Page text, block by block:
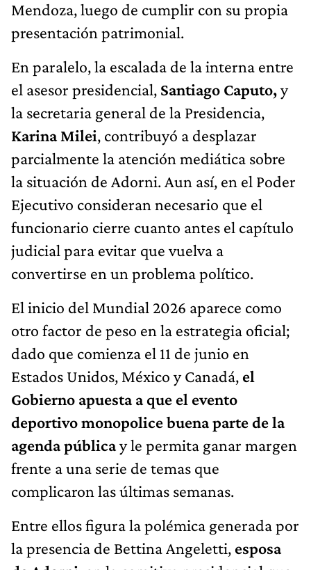
Mendoza, luego de cumplir con su propia
presentación patrimonial.
En paralelo, la escalada de la interna entre
el asesor presidencial, Santiago Caputo,y
la secretaria general de la Presidencia,
Karina Milei, contribuyó a desplazar
parcialmente la atención mediática sobre
la situación de Adorni. Aun así, en el Poder
Ejecutivo consideran necesario que el
funcionario cierre cuanto antes el capítulo
judicial para evitar que vuelva a
convertirse en un problema político.
El inicio del Mundial 2026 aparece como
otro factor de peso en la estrategia oficial;
dado que comienza el 11 de junio en
Estados Unidos, México y Canadá, el
Gobierno apuesta a que el evento
deportivo monopolice buena parte de la
agenda públicay le permita ganar margen
frente a una serie de temas que
complicaron las últimas semanas.
Entre ellos figura la polémica generada por
la presencia de Bettina Angeletti, esposa